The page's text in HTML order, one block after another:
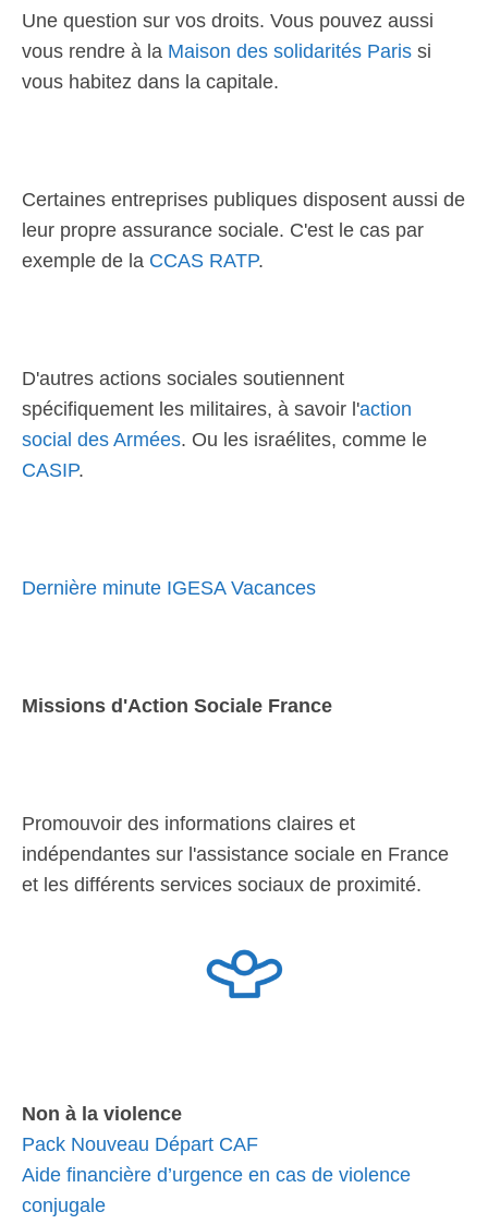
Une question sur vos droits. Vous pouvez aussi
vous rendre à la Maison des solidarités Paris si
vous habitez dans la capitale.
Certaines entreprises publiques disposent aussi de
leur propre assurance sociale. C'est le cas par
exemple de la CCAS RATP.
D'autres actions sociales soutiennent
spécifiquement les militaires, à savoir l'action
social des Armées. Ou les israélites, comme le
CASIP.
Dernière minute IGESA Vacances
Missions d'Action Sociale France
Promouvoir des informations claires et
indépendantes sur l'assistance sociale en France
et les différents services sociaux de proximité.
Non à la violence
Pack Nouveau Départ CAF
Aide financière d’urgence en cas de violence
conjugale